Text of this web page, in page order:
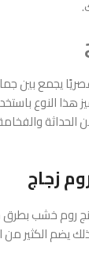
يجمع بين
هذا النوع
زجاج
روم خشب بطرق
الكثير من